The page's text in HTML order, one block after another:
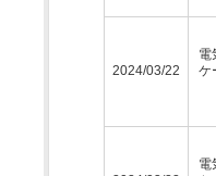
2024/03/22
電
ケ
電